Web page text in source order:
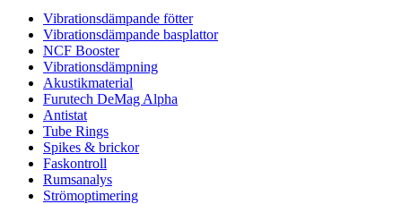
Vibrationsdämpande fötter
Vibrationsdämpande basplattor
NCF Booster
Vibrationsdämpning
Akustikmaterial
Furutech DeMag Alpha
Antistat
Tube Rings
Spikes & brickor
Faskontroll
Rumsanalys
Strömoptimering